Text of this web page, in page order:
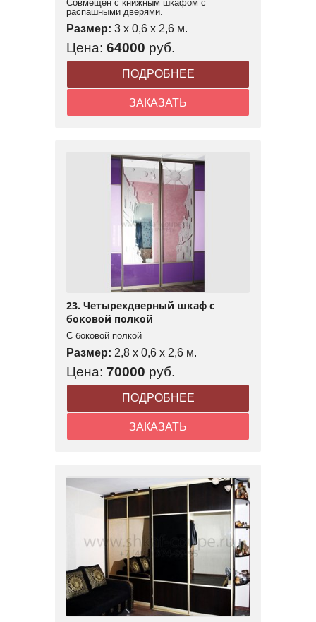
Совмещен с книжным шкафом с
распашными дверями.
Размер: 3 x 0,6 x 2,6 м.
Цена: 64000 руб.
ПОДРОБНЕЕ
ЗАКАЗАТЬ
23. Четырехдверный шкаф с
боковой полкой
С боковой полкой
Размер: 2,8 x 0,6 x 2,6 м.
Цена: 70000 руб.
ПОДРОБНЕЕ
ЗАКАЗАТЬ